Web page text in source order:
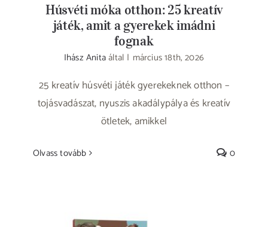
Húsvéti móka otthon: 25 kreatív
játék, amit a gyerekek imádni
fognak
Ihász Anitaáltal | március 18th, 2026
25 kreatív húsvéti játék gyerekeknek otthon –
tojásvadászat, nyuszis akadálypálya és kreatív
ötletek, amikkel
Olvass tovább 0